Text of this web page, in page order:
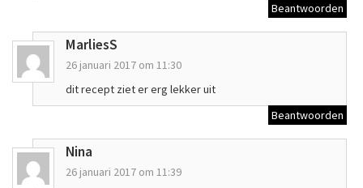
Beantwoorden
MarliesS
26 januari 2017 om 11:30
dit recept ziet er erg lekker uit
Beantwoorden
Nina
26 januari 2017 om 11:39